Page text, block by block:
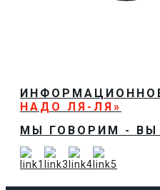
НАДО ЛЯ-ЛЯ»
МЫ ГОВОРИМ - ВЫ